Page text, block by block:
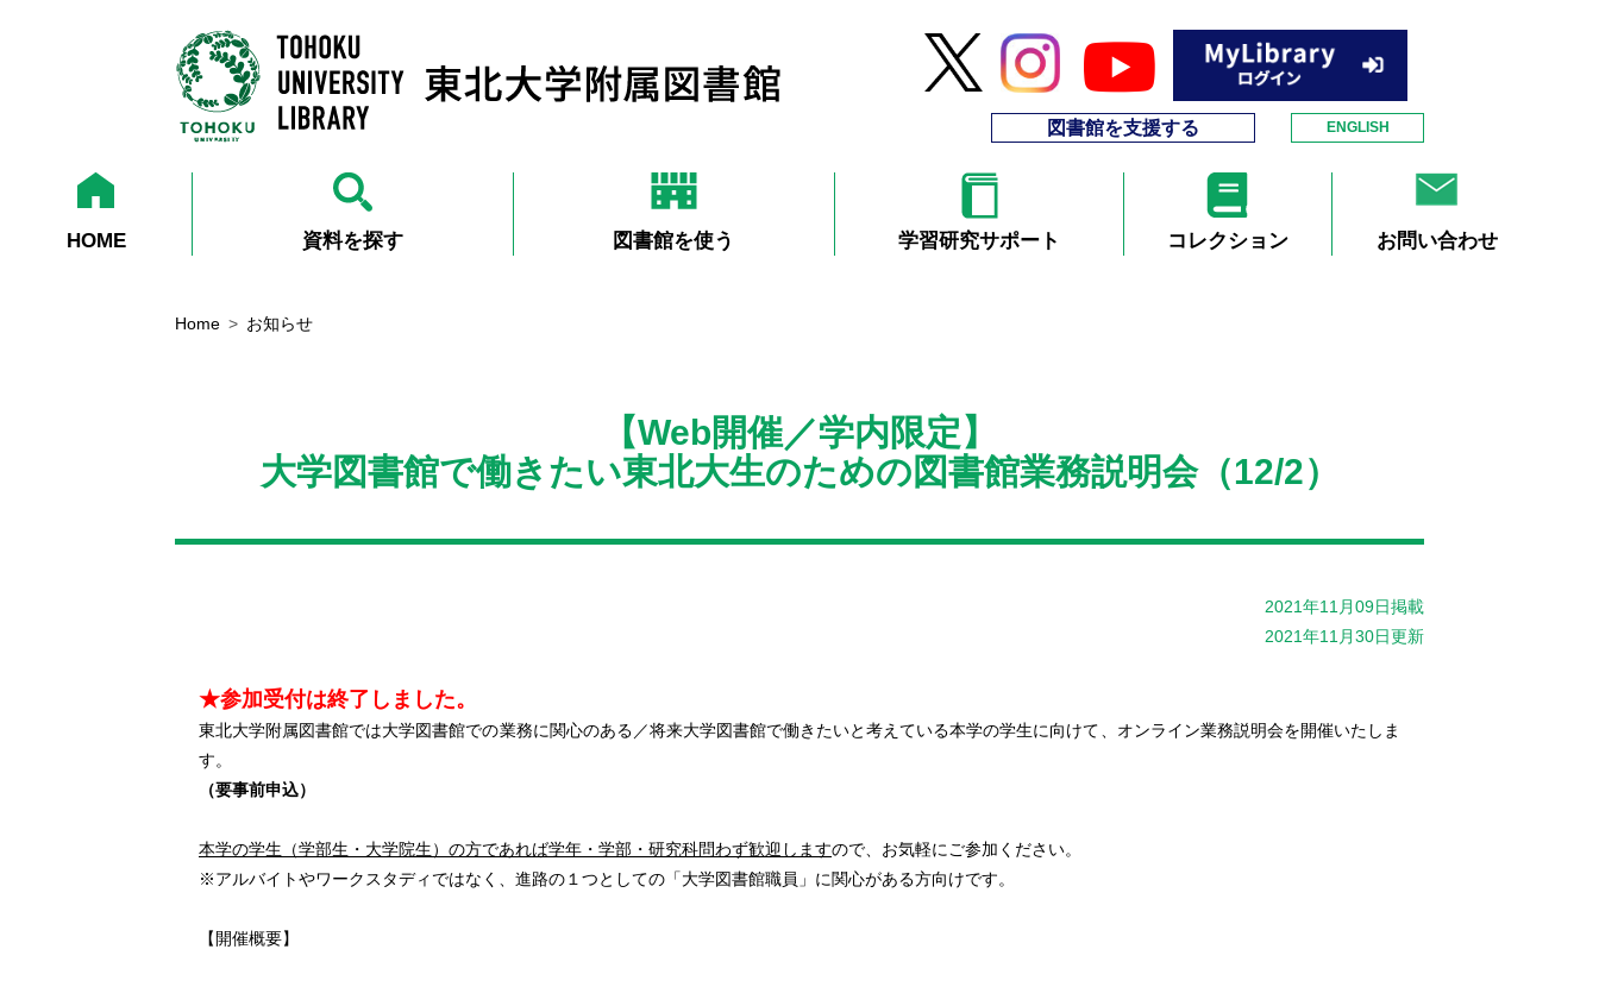
ENGLISH
図書館を支援する
HOME 資料を探す 図書館を使う 学習研究サポート コレクション お問い合わせ
Home お知らせ
【Web開催／学内限定】
大学図書館で働きたい東北大生のための図書館業務説明会（12/2）
2021年11月09日掲載
2021年11月30日更新
★参加受付は終了しました。
東北大学附属図書館では大学図書館での業務に関心のある／将来大学図書館で働きたいと考えている本学の学生に向けて、オンライン業務説明会を開催いたしま
す。
（要事前申込）
本学の学生（学部生・大学院生）の方であれば学年・学部・研究科問わず歓迎しますので、お気軽にご参加ください。
※アルバイトやワークスタディではなく、進路の１つとしての「大学図書館職員」に関心がある方向けです。
【開催概要】